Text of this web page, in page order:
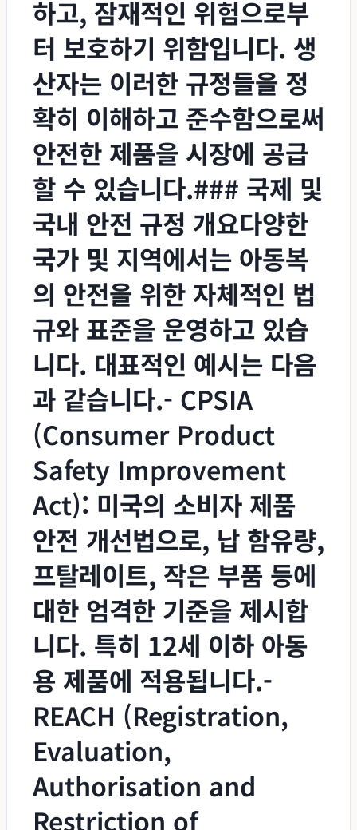
하고, 잠재적인 위험으로부
터 보호하기 위함입니다. 생
산자는 이러한 규정들을 정
확히 이해하고 준수함으로써
안전한 제품을 시장에 공급
할 수 있습니다.### 국제 및
국내 안전 규정 개요다양한
국가 및 지역에서는 아동복
의 안전을 위한 자체적인 법
규와 표준을 운영하고 있습
니다. 대표적인 예시는 다음
과 같습니다.- CPSIA
(Consumer Product
Safety Improvement
Act): 미국의 소비자 제품
안전 개선법으로, 납 함유량,
프탈레이트, 작은 부품 등에
대한 엄격한 기준을 제시합
니다. 특히 12세 이하 아동
용 제품에 적용됩니다.-
REACH (Registration,
Evaluation,
Authorisation and
Restriction of